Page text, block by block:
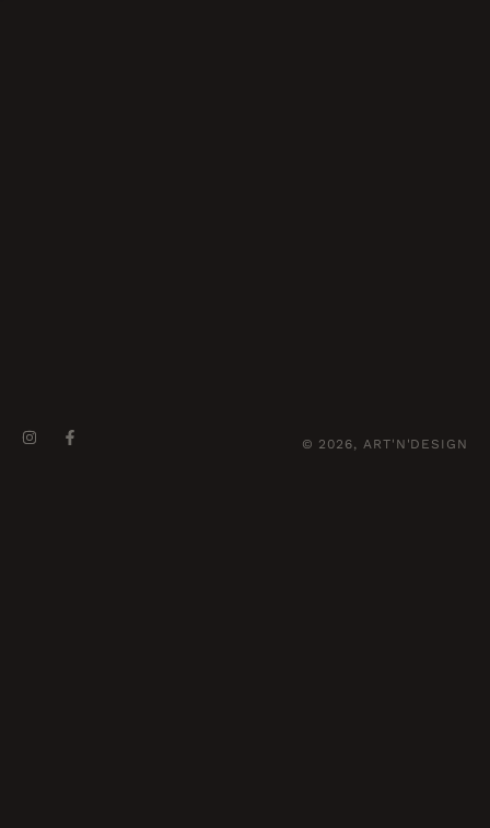
© 2026, ART'N'DESIGN